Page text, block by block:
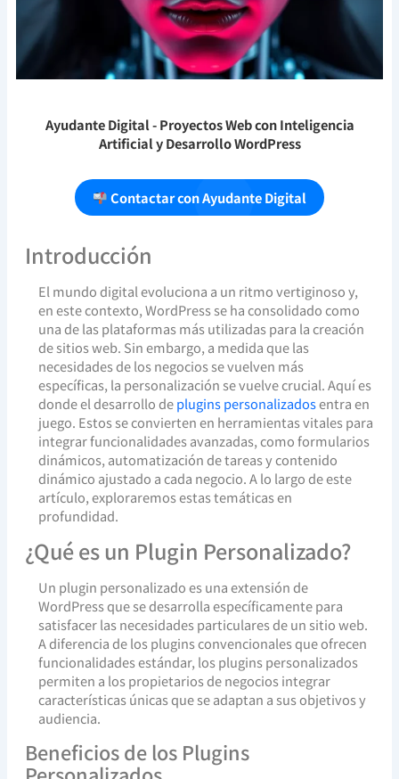
Ayudante Digital- Proyectos Web con Inteligencia
Artificial y Desarrollo WordPress
Contactar con Ayudante Digital
Introducción
El mundo digital evoluciona a un ritmo vertiginoso y,
en este contexto, WordPress se ha consolidado como
una de las plataformas más utilizadas para la creación
de sitios web. Sin embargo, a medida que las
necesidades de los negocios se vuelven más
específicas, la personalización se vuelve crucial. Aquí es
donde el desarrollo deplugins personalizadosentra en
juego. Estos se convierten en herramientas vitales para
integrar funcionalidades avanzadas, como formularios
dinámicos, automatización de tareas y contenido
dinámico ajustado a cada negocio. A lo largo de este
artículo, exploraremos estas temáticas en
profundidad.
¿Qué es un Plugin Personalizado?
Un plugin personalizado es una extensión de
WordPress que se desarrolla específicamente para
satisfacer las necesidades particulares de un sitio web.
A diferencia de los plugins convencionales que ofrecen
funcionalidades estándar, los plugins personalizados
permiten a los propietarios de negocios integrar
características únicas que se adaptan a sus objetivos y
audiencia.
Beneficios de los Plugins